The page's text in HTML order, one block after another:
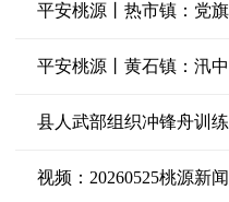
平安桃源丨热市镇：党
平安桃源丨黄石镇：汛
县人武部组织冲锋舟训
视频：20260525桃源新闻